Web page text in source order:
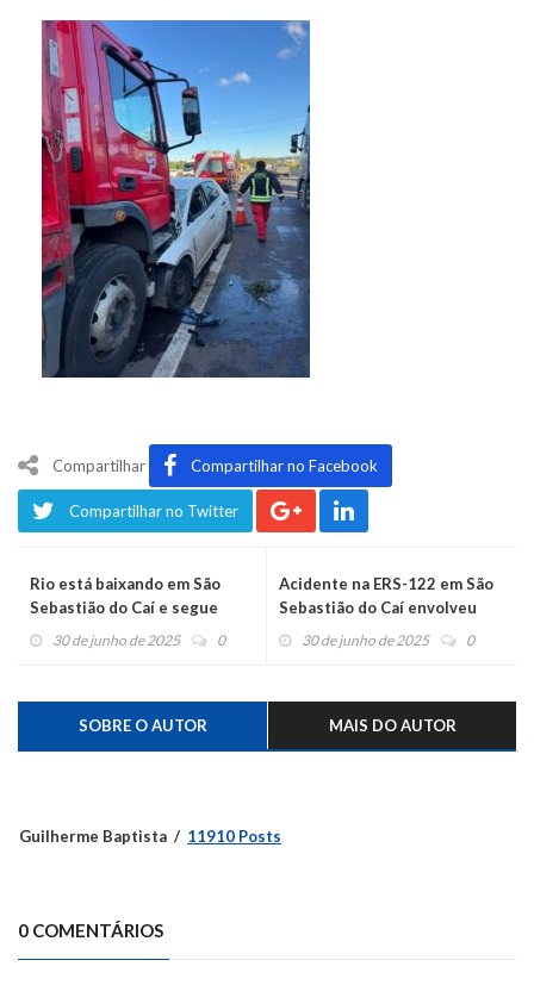
Compartilhar Compartilhar no Facebook
Compartilhar no Twitter
Rio está baixando em São
Sebastião do Caí e segue
subindo em Montenegro
30 de junho de 2025 0
Acidente na ERS-122 em São
Sebastião do Caí envolveu
três veículos e deixou
30 de junho de 2025 0
SOBRE O AUTOR MAIS DO AUTOR
Guilherme Baptista 11910 Posts
0 COMENTÁRIOS